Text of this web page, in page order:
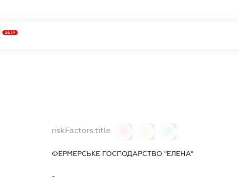
BETA
riskFactors.title
ФЕРМЕРСЬКЕ ГОСПОДАРСТВО "ЕЛЕНА"
-